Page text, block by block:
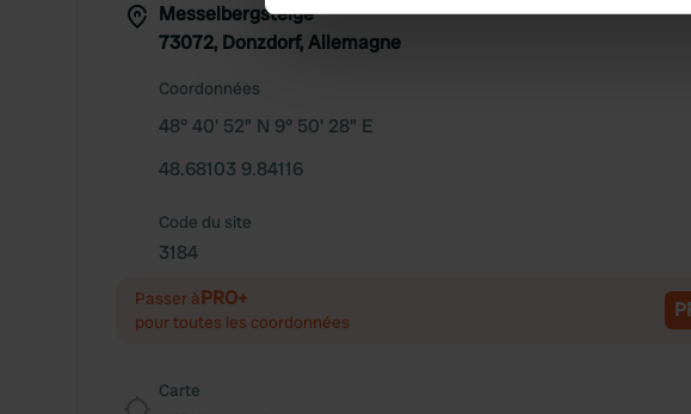
We use cookies to personalise content and
information about your use of our site with our
other information that you’ve provided to
Messelbergsteige
73072, Donzdorf, Allemagne
Coordonnées
48° 40' 52" N 9° 50' 28" E
48.68103 9.84116
Code du site
3184
Passer àPRO+
pour toutes les coordonnées
Carte